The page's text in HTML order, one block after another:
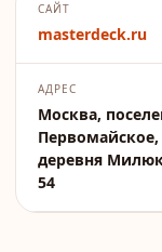
САЙТ
masterdeck.ru
АДРЕС
Москва,
Первомайское,
деревня
54